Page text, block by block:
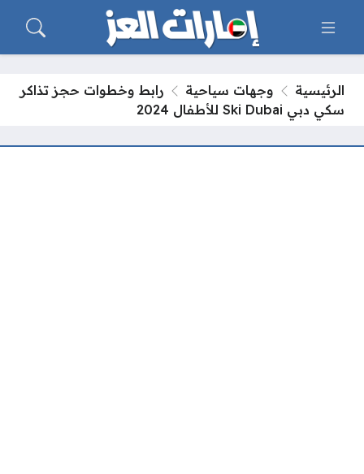
الرئيسية وجهات سياحية
رابط وخطوات حجز تذاكر
سكي دبي Ski Dubai للأطفال 2024